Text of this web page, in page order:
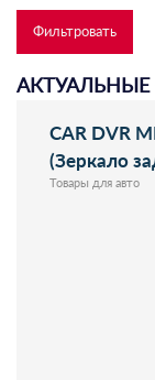
АКТУАЛЬНЫЕ
CAR DVR
(Зеркало
Товары для авто